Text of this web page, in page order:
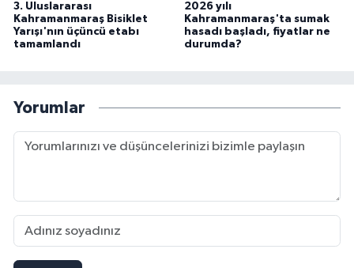
3. Uluslararası
Kahramanmaraş Bisiklet
Yarışı'nın üçüncü etabı
tamamlandı
2026 yılı
Kahramanmaraş'ta sumak
hasadı başladı, fiyatlar ne
durumda?
Yorumlar